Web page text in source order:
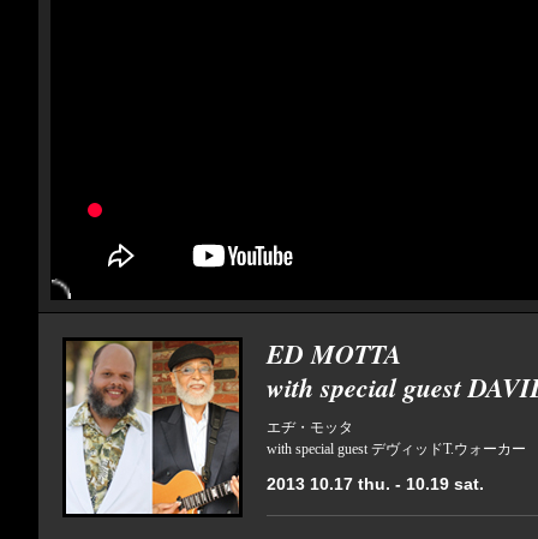
ED MOTTA
with special guest
エヂ・モッタ
with special guest デヴィッドT.ウォーカー
2013 10.17 thu. - 10.19 sat.